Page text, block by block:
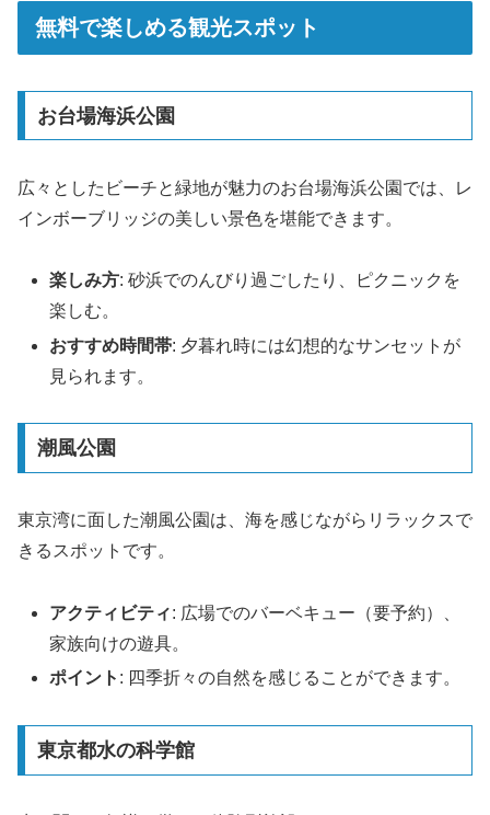
無料で楽しめる観光スポット
お台場海浜公園
広々としたビーチと緑地が魅力のお台場海浜公園では、レ
インボーブリッジの美しい景色を堪能できます。
楽しみ方: 砂浜でのんびり過ごしたり、ピクニックを
楽しむ。
おすすめ時間帯: 夕暮れ時には幻想的なサンセットが
見られます。
潮風公園
東京湾に面した潮風公園は、海を感じながらリラックスで
きるスポットです。
アクティビティ: 広場でのバーベキュー（要予約）、
家族向けの遊具。
ポイント : 四季折々の自然を感じることができます。
東京都水の科学館